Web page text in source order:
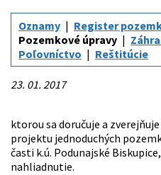
Oznamy
Register
Pozemkové úpravy
Poľovníctvo
Reštitúcie
23. 01. 2017
ktorou sa doručuje a
projektu jednoduchých
časti k.ú. Podunajské
nahliadnutie.